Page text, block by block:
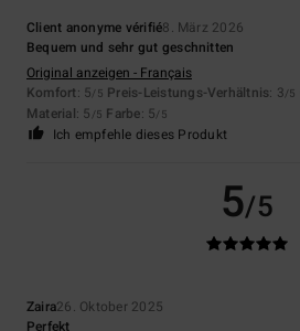
Client anonyme vérifié8. März 2026
Bequem und sehr gut geschnitten
Original anzeigen - Français
Komfort: 5/5 Preis-Leistungs-Verhältnis: 3/5
Material: 5 /5 Farbe: 5/5
Ich empfehle dieses Produkt
5/5
Zaira26. Oktober 2025
Perfekt